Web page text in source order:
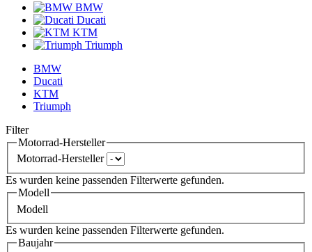
BMW
Ducati
KTM
Triumph
BMW
Ducati
KTM
Triumph
Filter
Motorrad-Hersteller
Motorrad-Hersteller
Es wurden keine passenden Filterwerte gefunden.
Modell
Modell
Es wurden keine passenden Filterwerte gefunden.
Baujahr